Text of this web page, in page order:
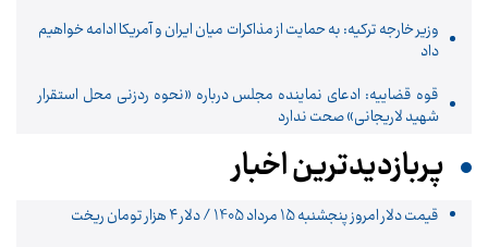
وزیر خارجه ترکیه: به حمایت از مذاکرات میان ایران و آمریکا ادامه خواهیم
داد
قوه قضاییه: ادعای نماینده مجلس درباره «نحوه ردزنی محل استقرار
شهید لاریجانی» صحت ندارد
پربازدیدترین اخبار
قیمت دلار امروز پنجشنبه 15 مرداد 1405 / دلار ۴ هزار تومان ریخت